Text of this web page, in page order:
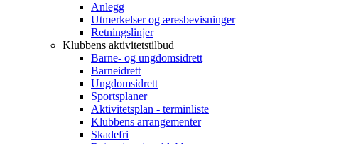
Anlegg
Utmerkelser og æresbevisninger
Retningslinjer
Klubbens aktivitetstilbud
Barne- og ungdomsidrett
Barneidrett
Ungdomsidrett
Sportsplaner
Aktivitetsplan - terminliste
Klubbens arrangementer
Skadefri